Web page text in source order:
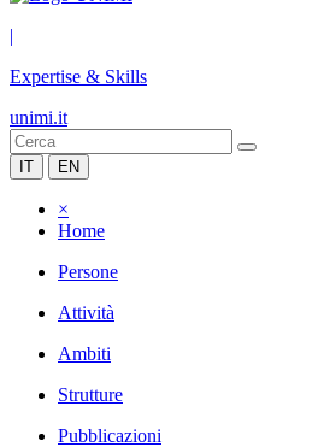
|
Expertise & Skills
unimi.it
IT EN
×
Home
Persone
Attività
Ambiti
Strutture
Pubblicazioni